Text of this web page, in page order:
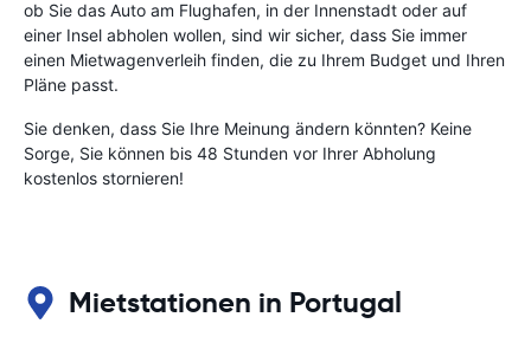
ob Sie das Auto am Flughafen, in der Innenstadt oder auf
einer Insel abholen wollen, sind wir sicher, dass Sie immer
einen Mietwagenverleih finden, die zu Ihrem Budget und Ihren
Pläne passt.
Sie denken, dass Sie Ihre Meinung ändern könnten? Keine
Sorge, Sie können bis 48 Stunden vor Ihrer Abholung
kostenlos stornieren!
Mietstationen in Portugal